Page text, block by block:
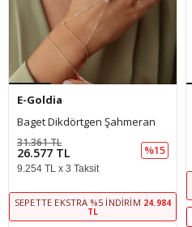
E-Goldia
Baget Dikdörtgen Şahmeran
26.577 TL
31.361 TL
%15
9.254 TL x 3 Taksit
SEPETTE EKSTRA %5 İNDIRIM 24.984
TL